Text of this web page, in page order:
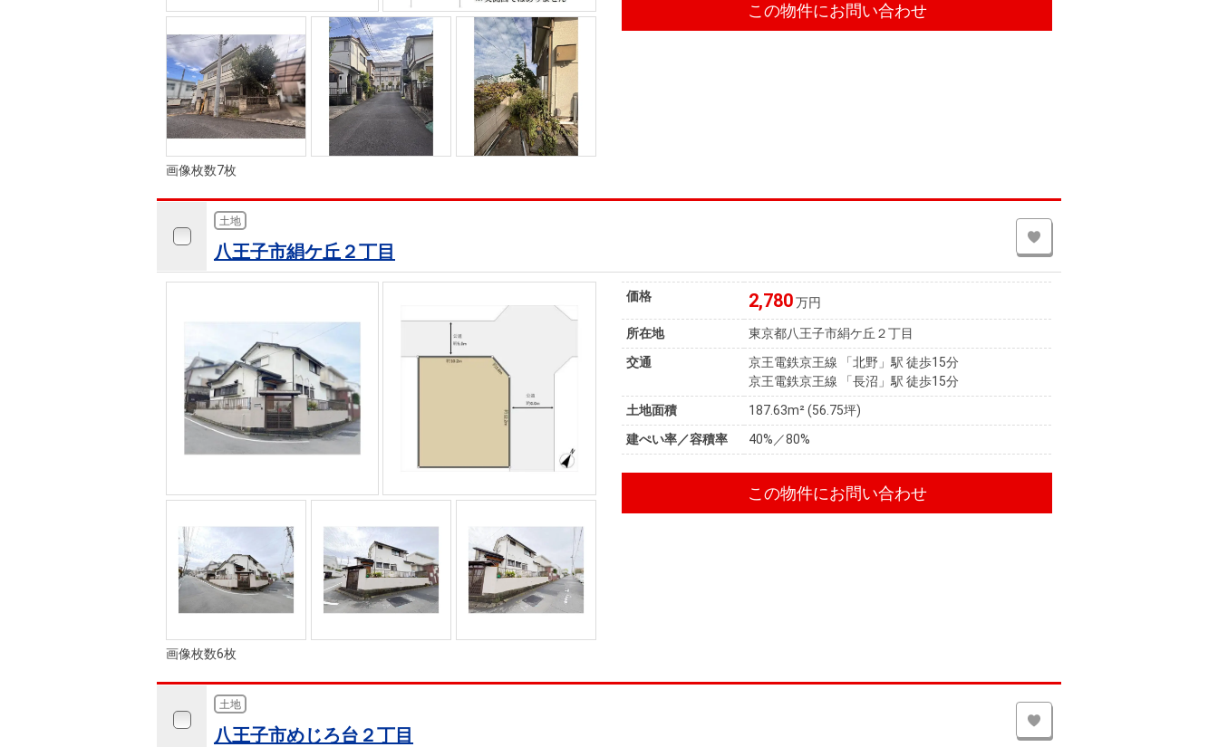
画像枚数7枚
この物件にお問い合わせ
土地
八王子市絹ケ丘２丁目
画像枚数6枚
価格 2,780万円
所在地
東京都八王子市絹ケ丘２丁目
交通
京王電鉄京王線 「北野」駅 徒歩15分
京王電鉄京王線 「長沼」駅 徒歩15分
土地面積
187.63m² (56.75坪)
建ぺい率／容積率
40%／80%
この物件にお問い合わせ
土地
八王子市めじろ台２丁目